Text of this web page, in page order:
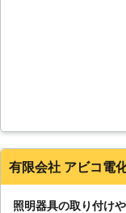
有限会社 アビコ電
照明器具の取り付け